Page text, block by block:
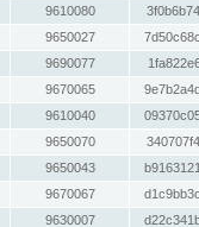
9610080
9650027
9690077
9670065
9610040
9650070
9650043
9670067
9630007